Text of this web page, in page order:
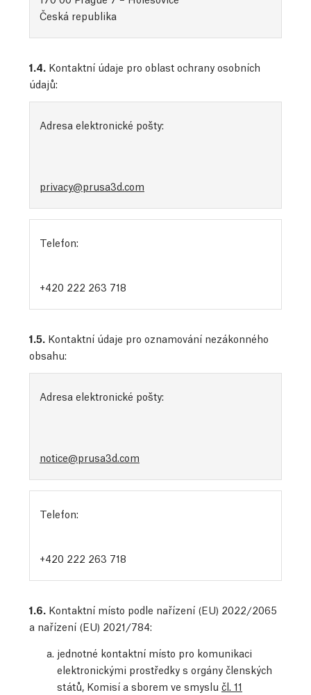
Česká republika
1.4. Kontaktní údaje pro oblast ochrany osobních
údajů:
Adresa elektronické pošty:
privacy@prusa3d.com
Telefon:
+420 222 263 718
1.5. Kontaktní údaje pro oznamování nezákonného
obsahu:
Adresa elektronické pošty:
notice@prusa3d.com
Telefon:
+420 222 263 718
1.6. Kontaktní místo podle nařízení (EU) 2022/2065
a nařízení (EU) 2021/784:
jednotné kontaktní místo pro komunikaci
elektronickými prostředky s orgány členských
států, Komisí a sborem ve smyslu čl. 11